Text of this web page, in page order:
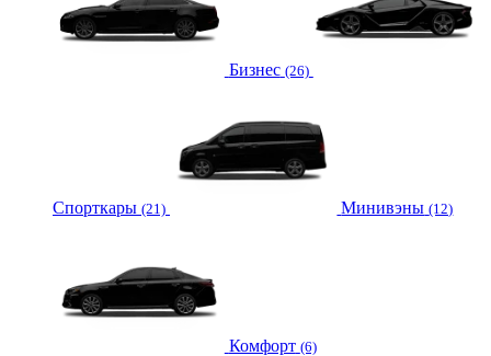
Бизнес (26)
Спорткары (21) Минивэны (12)
Комфорт (6)